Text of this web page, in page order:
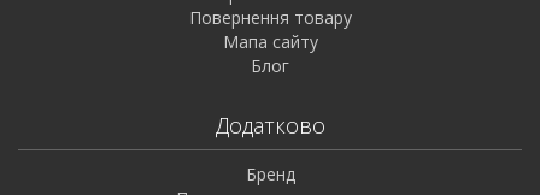
Повернення товару
Мапа сайту
Блог
Додатково
Бренд